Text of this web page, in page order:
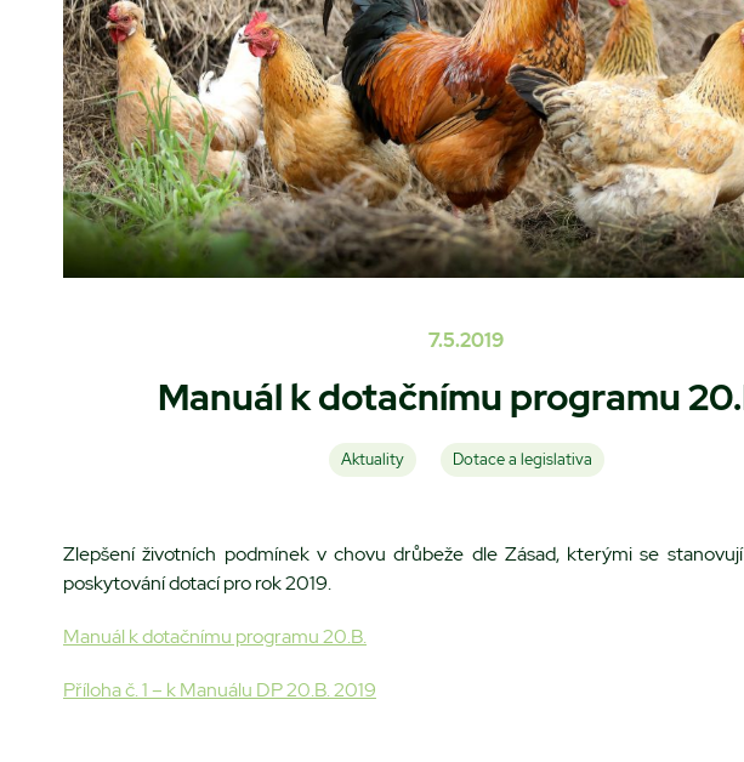
7.5.2019
Manuál k dotačnímu programu
Aktuality Dotace a legislativa
Zlepšení životních podmínek v chovu drůbeže dle Zásad, kterými se
poskytování dotací pro rok 2019.
Manuál k dotačnímu programu 20.B.
Příloha č. 1 – k Manuálu DP 20.B. 2019